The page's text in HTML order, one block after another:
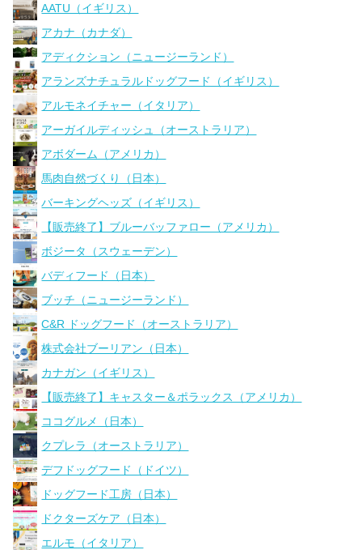
AATU（イギリス）
アカナ（カナダ）
アディクション（ニュージーランド）
アランズナチュラルドッグフード（イギリス）
アルモネイチャー（イタリア）
アーガイルディッシュ（オーストラリア）
アボダーム（アメリカ）
馬肉自然づくり（日本）
バーキングヘッズ（イギリス）
【販売終了】ブルーバッファロー（アメリカ）
ボジータ（スウェーデン）
バディフード（日本）
ブッチ（ニュージーランド）
C&R ドッグフード（オーストラリア）
株式会社ブーリアン（日本）
カナガン（イギリス）
【販売終了】キャスター＆ポラックス（アメリカ）
ココグルメ（日本）
クプレラ（オーストラリア）
デフドッグフード（ドイツ）
ドッグフード工房（日本）
ドクターズケア（日本）
エルモ（イタリア）